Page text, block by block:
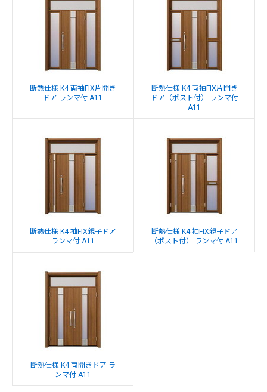
断熱仕様 K4 両袖FIX片開き
ドア ランマ付 A11
断熱仕様 K4 両袖FIX片開き
ドア（ポスト付） ランマ付
A11
断熱仕様 K4 袖FIX親子ドア
ランマ付 A11
断熱仕様 K4 袖FIX親子ドア
（ポスト付） ランマ付 A11
断熱仕様 K4 両開きドア ラ
ンマ付 A11